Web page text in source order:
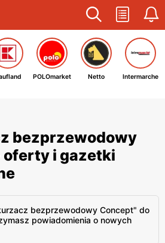
POLOmarket Netto Intermarche
bezprzewodowy
oferty i gazetki
bezprzewodowy Concept" do
powiadomienia o nowych